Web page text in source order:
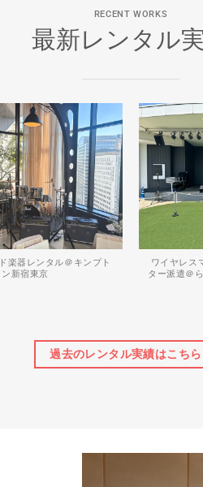
RECENT WORKS
最新レンタル
楽器レンタル＠キンプト
ン新宿東京
ワイヤレス
ター派遣＠
過去のレンタル実績はこちら